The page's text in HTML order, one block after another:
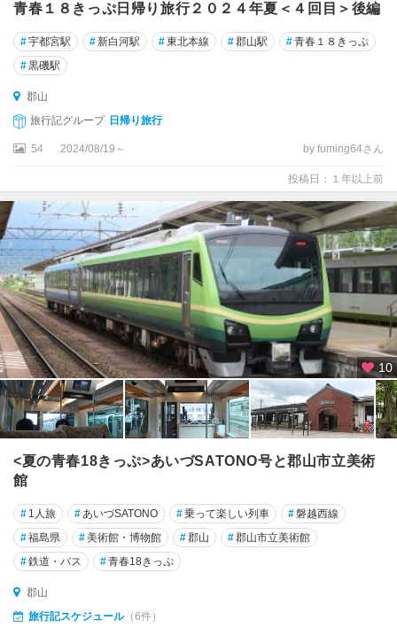
山
賀
川
西
白
河
・
岩
瀬
東
白
川
・
石
川
相
・
い
わ
き
青春１８きっぷ日帰り旅行２０２４年夏＜４回目＞後編
#宇都宮駅 #新白河駅 #東北本線 #郡山駅 #青春１８きっぷ
#黒磯駅
郡山
旅行記グループ 日帰り旅行
54 2024/08/19～ by fuming64さん
投稿日：１年以上前
10
<夏の青春18きっぷ>あいづSATONO号と郡山市立美術
館
# 1人旅 # あいづSATONO #乗って楽しい列車 #磐越西線
#福島県 #美術館・博物館 #郡山 #郡山市立美術館
#鉄道・バス #青春18きっぷ
郡山
旅行記スケジュール（6件）